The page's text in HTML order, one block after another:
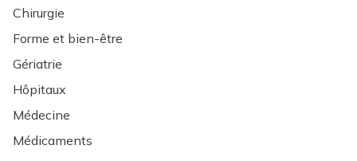
Chirurgie
Forme et bien-être
Gériatrie
Hôpitaux
Médecine
Médicaments